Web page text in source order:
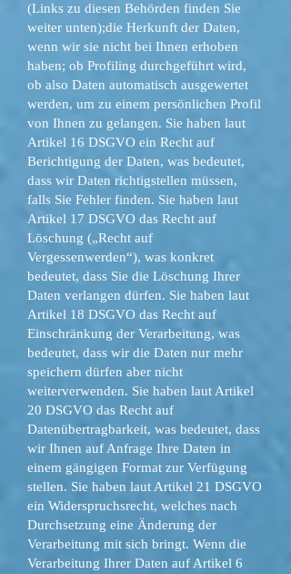
(Links zu diesen Behörden finden Sie
weiter unten);die Herkunft der Daten,
wenn wir sie nicht bei Ihnen erhoben
haben; ob Profiling durchgeführt wird,
ob also Daten automatisch ausgewertet
werden, um zu einem persönlichen Profil
von Ihnen zu gelangen. Sie haben laut
Artikel 16 DSGVO ein Recht auf
Berichtigung der Daten, was bedeutet,
dass wir Daten richtigstellen müssen,
falls Sie Fehler finden. Sie haben laut
Artikel 17 DSGVO das Recht auf
Löschung („Recht auf
Vergessenwerden“), was konkret
bedeutet, dass Sie die Löschung Ihrer
Daten verlangen dürfen. Sie haben laut
Artikel 18 DSGVO das Recht auf
Einschränkung der Verarbeitung, was
bedeutet, dass wir die Daten nur mehr
speichern dürfen aber nicht
weiterverwenden. Sie haben laut Artikel
20 DSGVO das Recht auf
Datenübertragbarkeit, was bedeutet, dass
wir Ihnen auf Anfrage Ihre Daten in
einem gängigen Format zur Verfügung
stellen. Sie haben laut Artikel 21 DSGVO
ein Widerspruchsrecht, welches nach
Durchsetzung eine Änderung der
Verarbeitung mit sich bringt. Wenn die
Verarbeitung Ihrer Daten auf Artikel 6